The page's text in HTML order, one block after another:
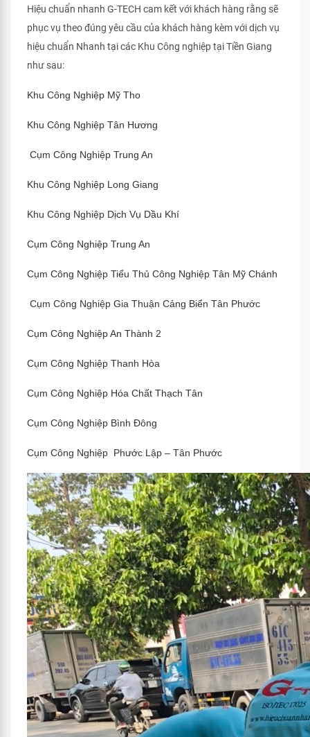
Hiệu chuẩn nhanh G-TECH cam kết với khách hàng rằng sẽ
phục vụ theo đúng yêu cầu của khách hàng kèm với dịch vụ
hiệu chuẩn Nhanh tại các Khu Công nghiệp tại Tiền Giang
như sau:
Khu Công Nghiệp Mỹ Tho
Khu Công Nghiệp Tân Hương
Cụm Công Nghiệp Trung An
Khu Công Nghiệp Long Giang
Khu Công Nghiệp Dịch Vụ Dầu Khí
Cụm Công Nghiệp Trung An
Cụm Công Nghiệp Tiểu Thủ Công Nghiệp Tân Mỹ Chánh
Cụm Công Nghiệp Gia Thuận Cảng Biển Tân Phước
Cụm Công Nghiệp An Thành 2
Cụm Công Nghiệp Thanh Hòa
Cụm Công Nghiệp Hóa Chất Thạch Tân
Cụm Công Nghiệp Bình Đông
Cụm Công Nghiệp Phước Lập – Tân Phước